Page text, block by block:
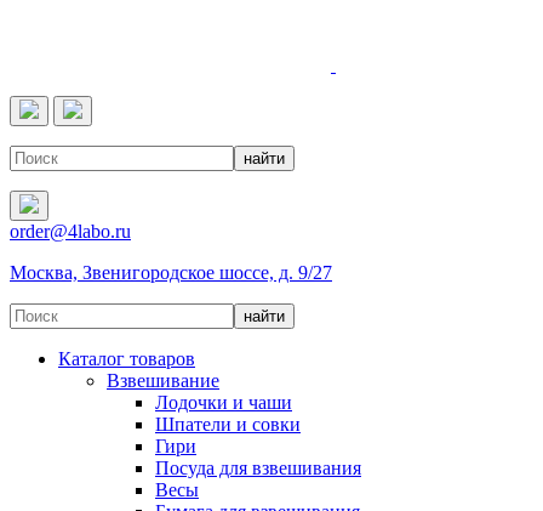
order@4labo.ru
Москва, Звенигородское шоссе, д. 9/27
Каталог товаров
Взвешивание
Лодочки и чаши
Шпатели и совки
Гири
Посуда для взвешивания
Весы